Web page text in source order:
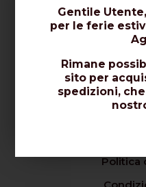
Chi
Certificati /
Politica
Gentile
per le ferie
Rimane
sito per
spedizioni,